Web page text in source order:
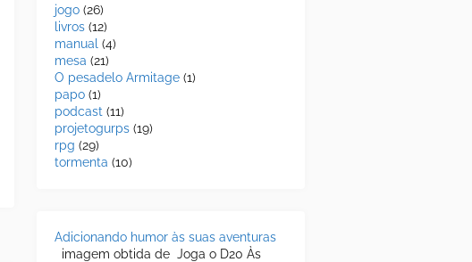
jogo (26)
livros (12)
manual (4)
mesa (21)
O pesadelo Armitage (1)
papo (1)
podcast (11)
projetogurps (19)
rpg (29)
tormenta (10)
Adicionando humor às suas aventuras
imagem obtida de Joga o D20 Às